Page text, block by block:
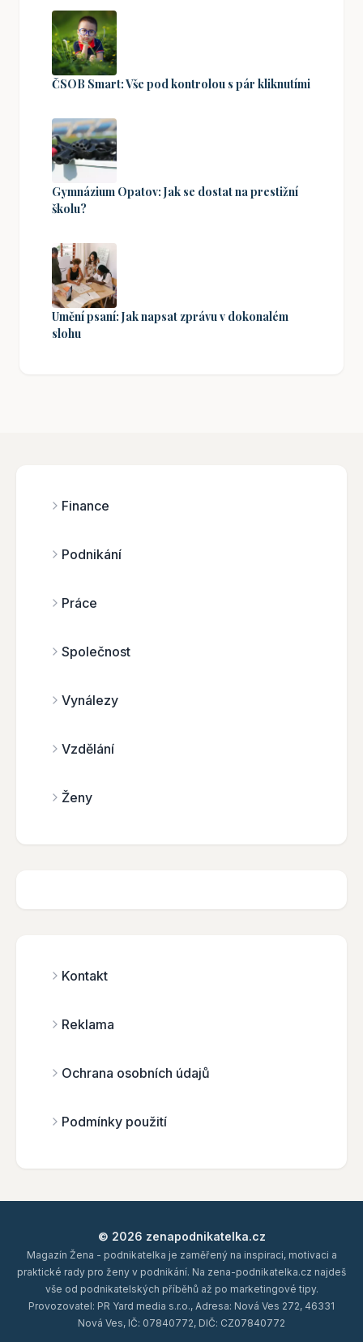
ČSOB Smart: Vše pod kontrolou s pár kliknutími
Gymnázium Opatov: Jak se dostat na prestižní
školu?
Umění psaní: Jak napsat zprávu v dokonalém
slohu
Finance
Podnikání
Práce
Společnost
Vynálezy
Vzdělání
Ženy
Kontakt
Reklama
Ochrana osobních údajů
Podmínky použití
© 2026 zenapodnikatelka.cz
Magazín Žena - podnikatelka je zaměřený na inspiraci, motivaci a
praktické rady pro ženy v podnikání. Na zena-podnikatelka.cz najdeš
vše od podnikatelských příběhů až po marketingové tipy.
Provozovatel: PR Yard media s.r.o., Adresa: Nová Ves 272, 46331
Nová Ves, IČ: 07840772, DIČ: CZ07840772